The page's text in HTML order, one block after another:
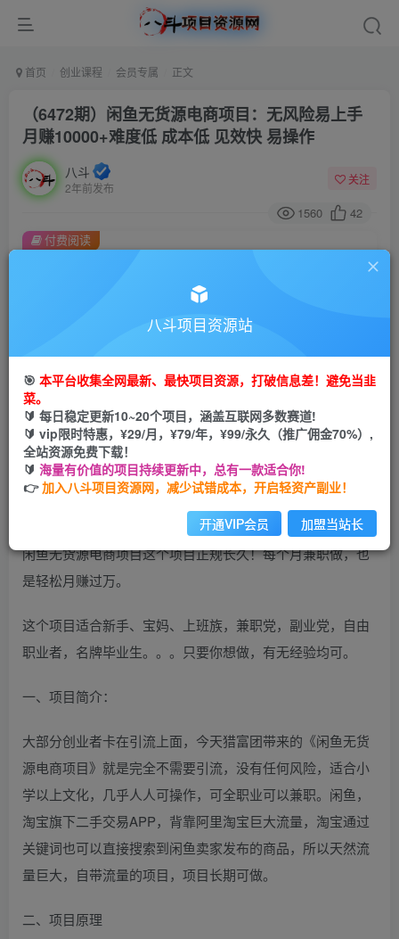
首页 创业课程 会员专属 正文
（6472期）闲鱼无货源电商项目：无风险易上手
月赚10000+难度低 成本低 见效快 易操作
八斗
2年前发布
关注
1560 42
此内容为付费阅读，请付费后查看
会员专属资源
您暂无购买权限，请先开通会员
开通会员
付费阅读
闲鱼无货源电商项目这个项目正规长久！每个月兼职做，也
是轻松月赚过万。
这个项目适合新手、宝妈、上班族，兼职党，副业党，自由
职业者，名牌毕业生。。。只要你想做，有无经验均可。
一、项目简介：
大部分创业者卡在引流上面，今天猎富团带来的《闲鱼无货
源电商项目》就是完全不需要引流，没有任何风险，适合小
学以上文化，几乎人人可操作，可全职业可以兼职。闲鱼，
淘宝旗下二手交易APP，背靠阿里淘宝巨大流量，淘宝通过
关键词也可以直接搜索到闲鱼卖家发布的商品，所以天然流
量巨大，自带流量的项目，项目长期可做。
二、项目原理
八斗项目资源站
🎯 本平台收集全网最新、最快项目资源，打破信息差！避免当韭
菜。
🔰 每日稳定更新10~20个项目，涵盖互联网多数赛道!
🔰 vip限时特惠，¥29/月，¥79/年，¥99/永久（推广佣金70%）,
全站资源免费下载！
🔰 海量有价值的项目持续更新中，总有一款适合你!
👉加入八斗项目资源网，减少试错成本，开启轻资产副业！
开通VIP会员 加盟当站长